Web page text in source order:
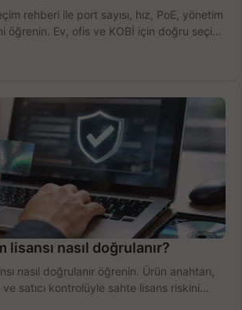
rehberi ile port sayısı, hız, PoE, yönetim
öğrenin. Ev, ofis ve KOBİ için doğru seçimi
lisansı nasıl doğrulanır?
nasıl doğrulanır öğrenin. Ürün anahtarı,
satıcı kontrolüyle sahte lisans riskini